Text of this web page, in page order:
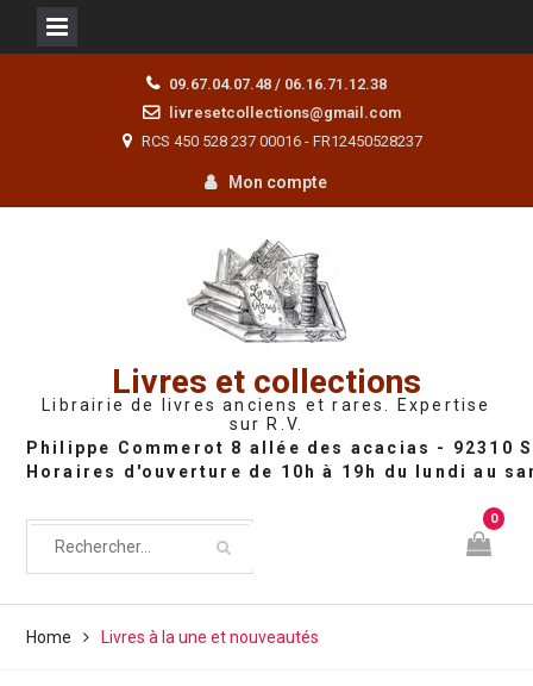
09.67.04.07.48 / 06.16.71.12.38
livresetcollections@gmail.com
RCS 450 528 237 00016 - FR12450528237
Mon compte
Livres et collections
Librairie de livres anciens et rares. Expertise
sur R.V.
0
Home Livres à la une et nouveautés